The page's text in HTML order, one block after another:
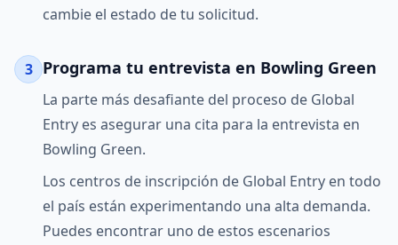
cambie el estado de tu solicitud.
3 Programa tu entrevista en Bowling Green
La parte más desafiante del proceso de Global
Entry es asegurar una cita para la entrevista en
Bowling Green.
Los centros de inscripción de Global Entry en todo
el país están experimentando una alta demanda.
Puedes encontrar uno de estos escenarios